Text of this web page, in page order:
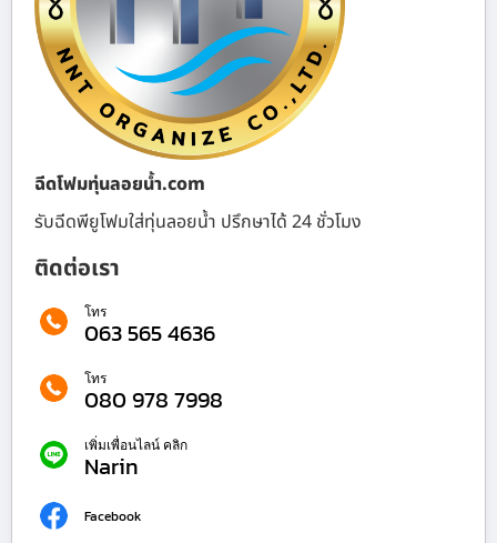
ฉีดโฟมทุ่นลอยน้ำ.com
รับฉีดพียูโฟมใส่ทุ่นลอยน้ำ ปรึกษาได้ 24 ชั่วโมง
ติดต่อเรา
โทร
063 565 4636
โทร
080 978 7998
เพิ่มเพื่อนไลน์ คลิก
Narin
Facebook